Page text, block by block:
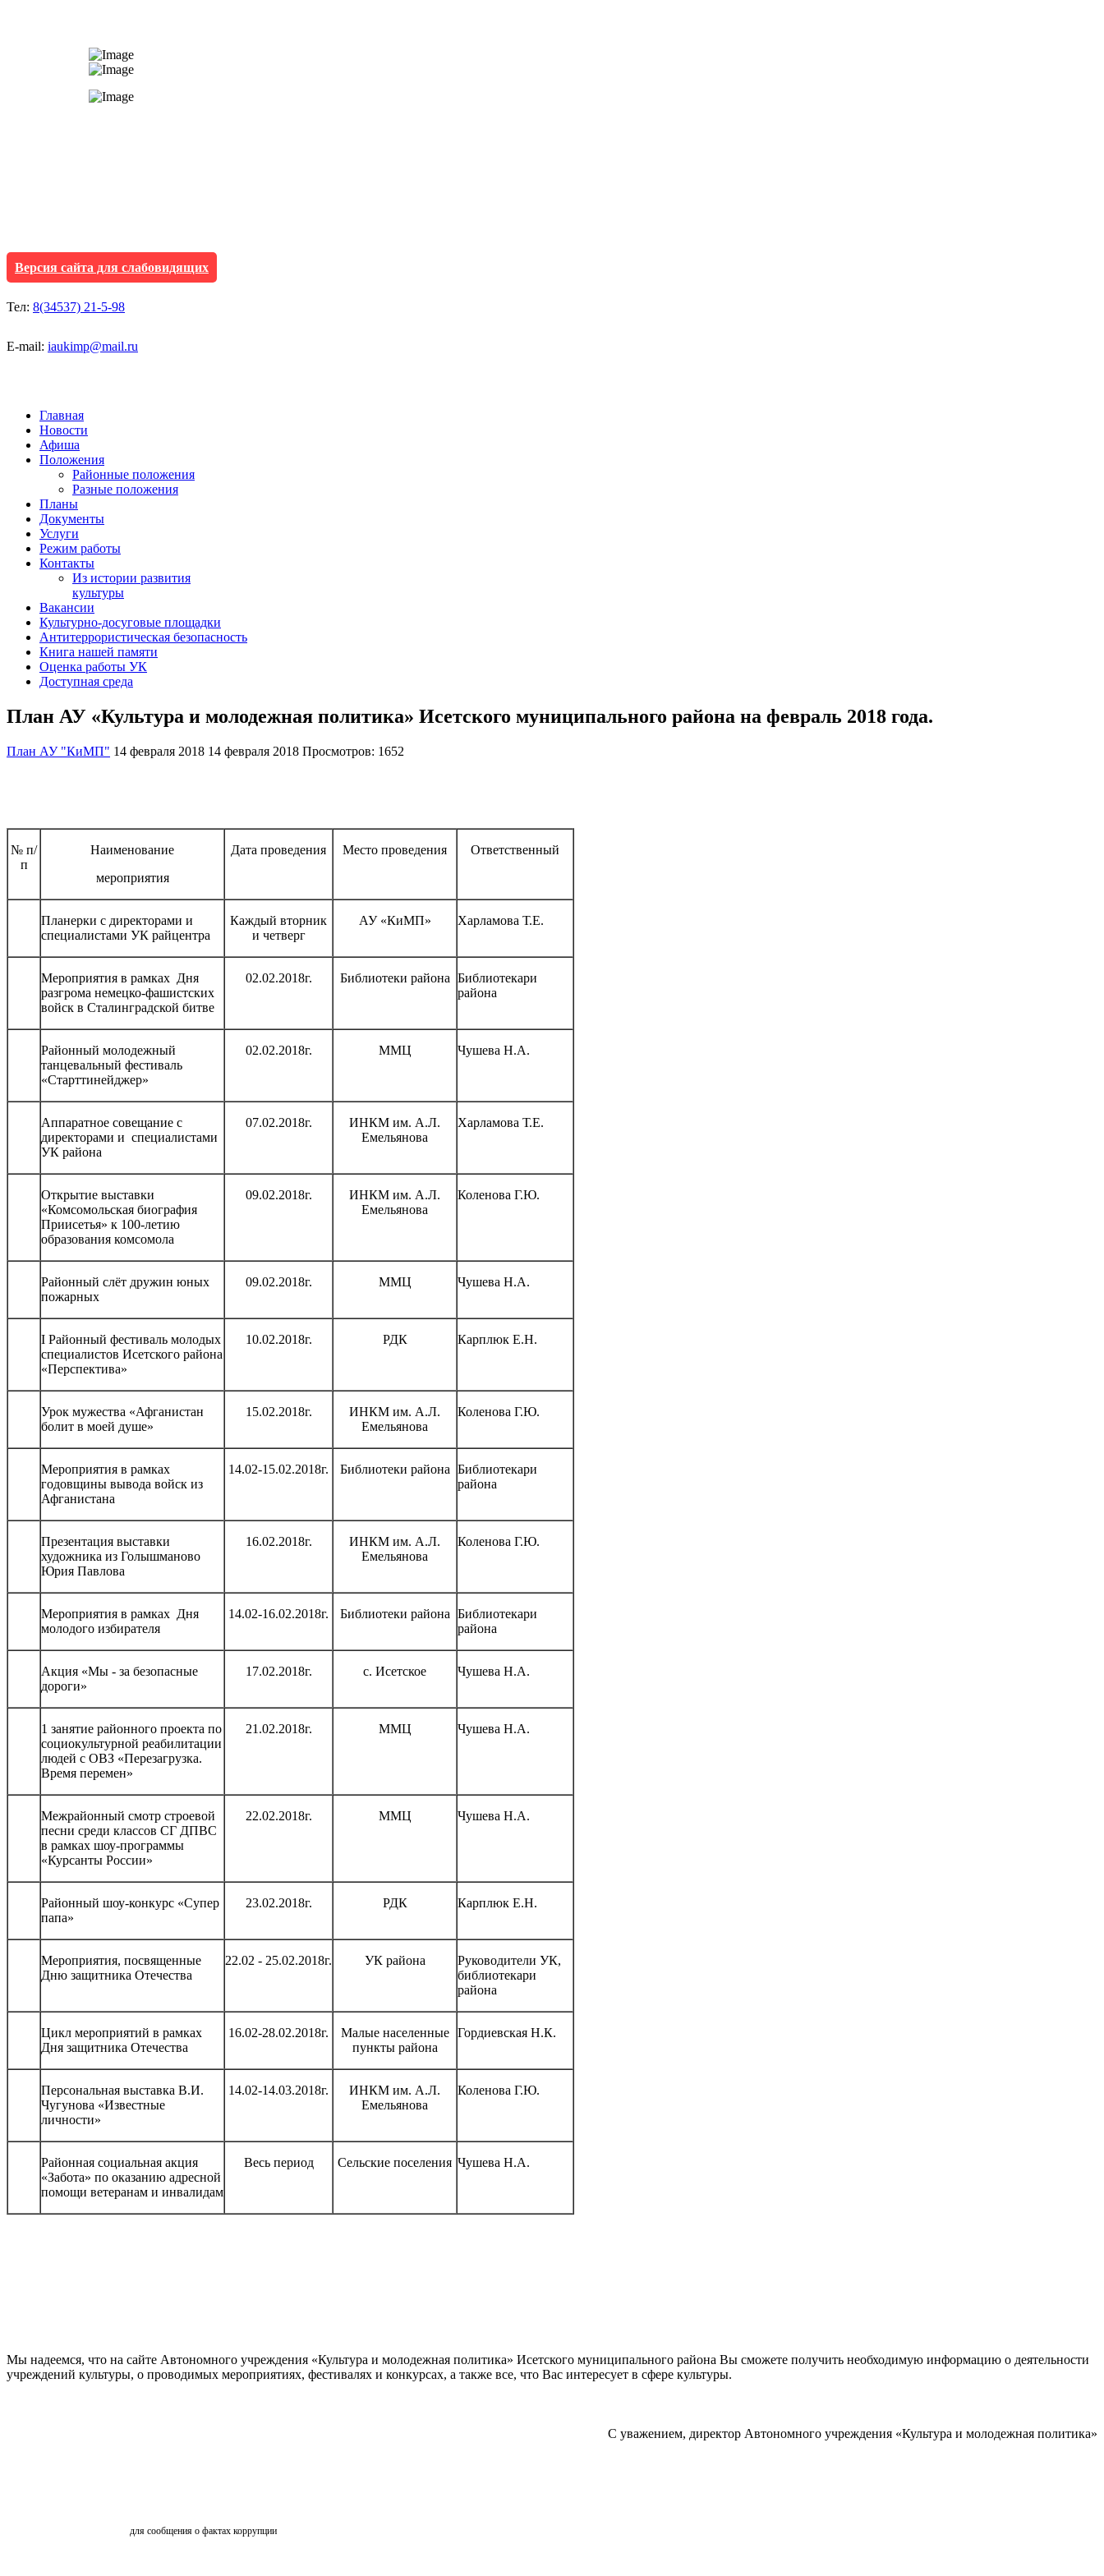
Версия сайта для слабовидящих
Тел: 8(34537) 21-5-98
E-mail: iaukimp@mail.ru
Главная
Новости
Афиша
Положения
Районные положения
Разные положения
Планы
Документы
Услуги
Режим работы
Контакты
Из истории развития
культуры
Вакансии
Культурно-досуговые площадки
Антитеррористическая безопасность
Книга нашей памяти
Оценка работы УК
Доступная среда
План АУ «Культура и молодежная политика» Исетского муниципального района на февраль 2018 года.
План АУ "КиМП" 14 февраля 2018 14 февраля 2018 Просмотров: 1652
№ п/
п
Наименование
мероприятия
Дата проведения Место проведения Ответственный
Планерки с директорами и
специалистами УК райцентра
Каждый вторник
и четверг
АУ «КиМП» Харламова Т.Е.
Мероприятия в рамках Дня
разгрома немецко-фашистских
войск в Сталинградской битве
02.02.2018г. Библиотеки района Библиотекари
района
Районный молодежный
танцевальный фестиваль
«Старттинейджер»
02.02.2018г. ММЦ Чушева Н.А.
Аппаратное совещание с
директорами и специалистами
УК района
07.02.2018г.
ИНКМ им. А.Л.
Емельянова
Харламова Т.Е.
Открытие выставки
«Комсомольская биография
Приисетья» к 100-летию
образования комсомола
09.02.2018г.
ИНКМ им. А.Л.
Емельянова
Коленова Г.Ю.
Районный слёт дружин юных
пожарных
09.02.2018г. ММЦ Чушева Н.А.
I Районный фестиваль молодых
специалистов Исетского района
«Перспектива»
10.02.2018г. РДК Карплюк Е.Н.
Урок мужества «Афганистан
болит в моей душе»
15.02.2018г.
ИНКМ им. А.Л.
Емельянова
Коленова Г.Ю.
Мероприятия в рамках
годовщины вывода войск из
Афганистана
14.02-15.02.2018г. Библиотеки района Библиотекари
района
Презентация выставки
художника из Голышманово
Юрия Павлова
16.02.2018г.
ИНКМ им. А.Л.
Емельянова
Коленова Г.Ю.
Мероприятия в рамках Дня
молодого избирателя
14.02-16.02.2018г. Библиотеки района Библиотекари
района
Акция «Мы - за безопасные
дороги»
17.02.2018г. с. Исетское Чушева Н.А.
1 занятие районного проекта по
социокультурной реабилитации
людей с ОВЗ «Перезагрузка.
Время перемен»
21.02.2018г. ММЦ Чушева Н.А.
Межрайонный смотр строевой
песни среди классов СГ ДПВС
в рамках шоу-программы
«Курсанты России»
22.02.2018г. ММЦ Чушева Н.А.
Районный шоу-конкурс «Супер
папа»
23.02.2018г. РДК Карплюк Е.Н.
Мероприятия, посвященные
Дню защитника Отечества
22.02 - 25.02.2018г. УК района
Руководители УК,
библиотекари
района
Цикл мероприятий в рамках
Дня защитника Отечества
16.02-28.02.2018г.
Малые населенные
пункты района
Гордиевская Н.К.
Персональная выставка В.И.
Чугунова «Известные
личности»
14.02-14.03.2018г.
ИНКМ им. А.Л.
Емельянова
Коленова Г.Ю.
Районная социальная акция
«Забота» по оказанию адресной
помощи ветеранам и инвалидам
Весь период Сельские поселения Чушева Н.А.
Мы надеемся, что на сайте Автономного учреждения «Культура и молодежная политика» Исетского муниципального района Вы сможете получить необходимую информацию о деятельности
учреждений культуры, о проводимых мероприятиях, фестивалях и конкурсах, а также все, что Вас интересует в сфере культуры.
С уважением, директор Автономного учреждения «Культура и молодежная политика»
для сообщения о фактах коррупции